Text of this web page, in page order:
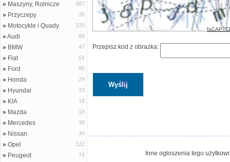
» Maszyny, Rolnicze 387
» Przyczepy 36
» Motocykle i Quady 220
»Audi 89
» BMW 47
» Fiat 51
» Ford 85
» Honda 29
» Hyundai 33
» KIA 18
» Mazda 18
» Mercedes 38
» Nissan 34
» Opel 122
» Peugeot 74
Przepisz kod z obrazka:
Inne ogłoszenia tego